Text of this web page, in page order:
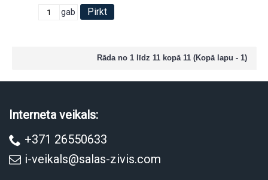
gab Pirkt
Rāda no 1 līdz 11 kopā 11 (Kopā lapu - 1)
Interneta veikals:
+371 26550633
i-veikals@salas-zivis.com